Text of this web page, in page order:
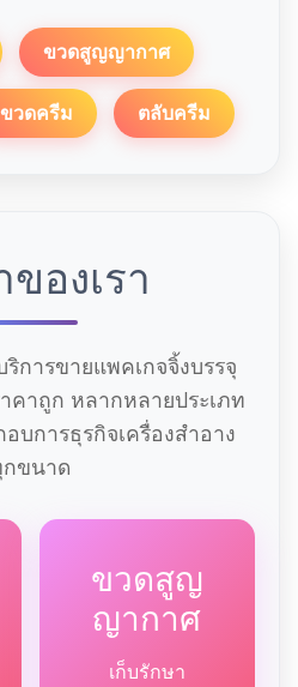
ขวดสูญญากาศ
ขวดครีม ตลับครีม
องเรา
การขายแพคเกจจิ้งบรรจุ
คาถูก หลากหลายประเภท
บการธุรกิจเครื่องสำอาง
ขนาด
ขวดสูญ
ญากาศ
เก็บรักษา